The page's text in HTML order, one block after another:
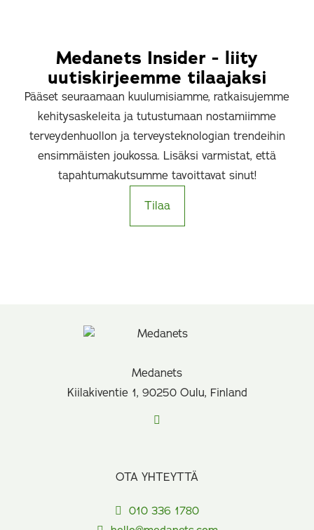
Medanets Insider - liity
uutiskirjeemme tilaajaksi
Pääset seuraamaan kuulumisiamme, ratkaisujemme
kehitysaskeleita ja tutustumaan nostamiimme
terveydenhuollon ja terveysteknologian trendeihin
ensimmäisten joukossa. Lisäksi varmistat, että
tapahtumakutsumme tavoittavat sinut!
Tilaa
Medanets
Kiilakiventie 1, 90250 Oulu, Finland
OTA YHTEYTTÄ
010 336 1780